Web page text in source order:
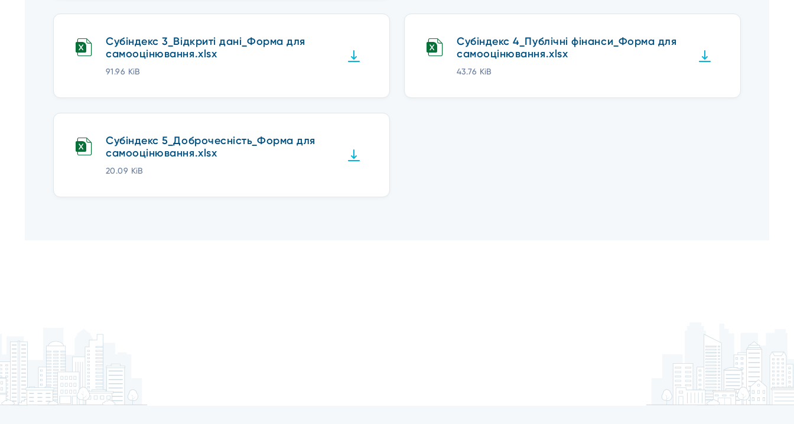
Субіндекс 3_Відкриті дані_Форма для
самооцінювання.xlsx
91.96 KiB
Субіндекс 4_Публічні фінанси_Форма для
самоoцінювання.xlsx
43.76 KiB
Субіндекс 5_Доброчесність_Форма для
самооцінювання.xlsx
20.09 KiB